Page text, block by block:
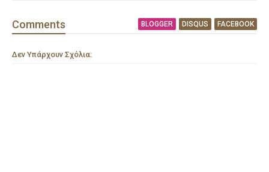
Comments BLOGGER DISQUS FACEBOOK
Δεν Υπάρχουν Σχόλια: